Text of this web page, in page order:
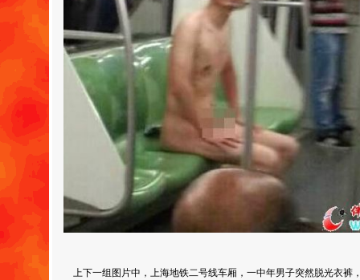
上下一组图片中，上海地铁二号线车厢，一中年男子突然脱光衣裤